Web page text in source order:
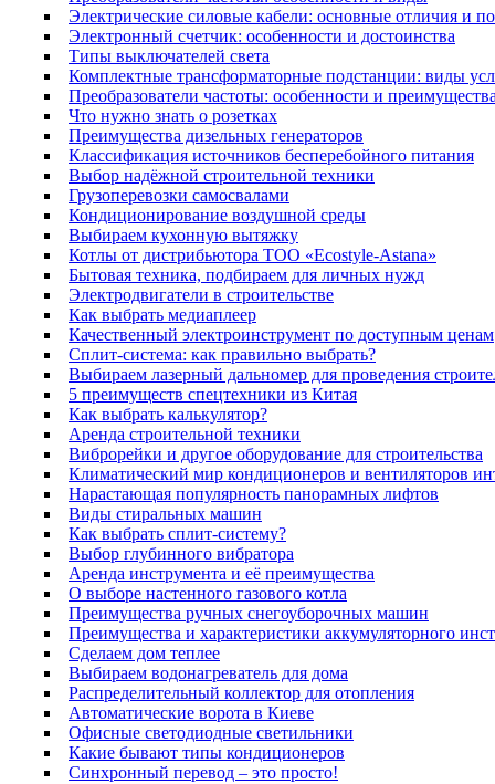
Электрические силовые кабели: основные отличия и
Электронный счетчик: особенности и достоинства
Типы выключателей света
Комплектные трансформаторные подстанции: виды
Преобразователи частоты: особенности и
Что нужно знать о розетках
Преимущества дизельных генераторов
Классификация источников бесперебойного питания
Выбор надёжной строительной техники
Грузоперевозки самосвалами
Кондиционирование воздушной среды
Выбираем кухонную вытяжку
Котлы от дистрибьютора ТОО «Ecostyle-Astana»
Бытовая техника, подбираем для личных нужд
Электродвигатели в строительстве
Как выбрать медиаплеер
Качественный электроинструмент по доступным ценам
Сплит-система: как правильно выбрать?
Выбираем лазерный дальномер для проведения
5 преимуществ спецтехники из Китая
Как выбрать калькулятор?
Аренда строительной техники
Виброрейки и другое оборудование для строительства
Климатический мир кондиционеров и вентиляторов
Нарастающая популярность панорамных лифтов
Виды стиральных машин
Как выбрать сплит-систему?
Выбор глубинного вибратора
Аренда инструмента и её преимущества
О выборе настенного газового котла
Преимущества ручных снегоуборочных машин
Преимущества и характеристики аккумуляторного
Сделаем дом теплее
Выбираем водонагреватель для дома
Распределительный коллектор для отопления
Автоматические ворота в Киеве
Офисные светодиодные светильники
Какие бывают типы кондиционеров
Синхронный перевод – это просто!